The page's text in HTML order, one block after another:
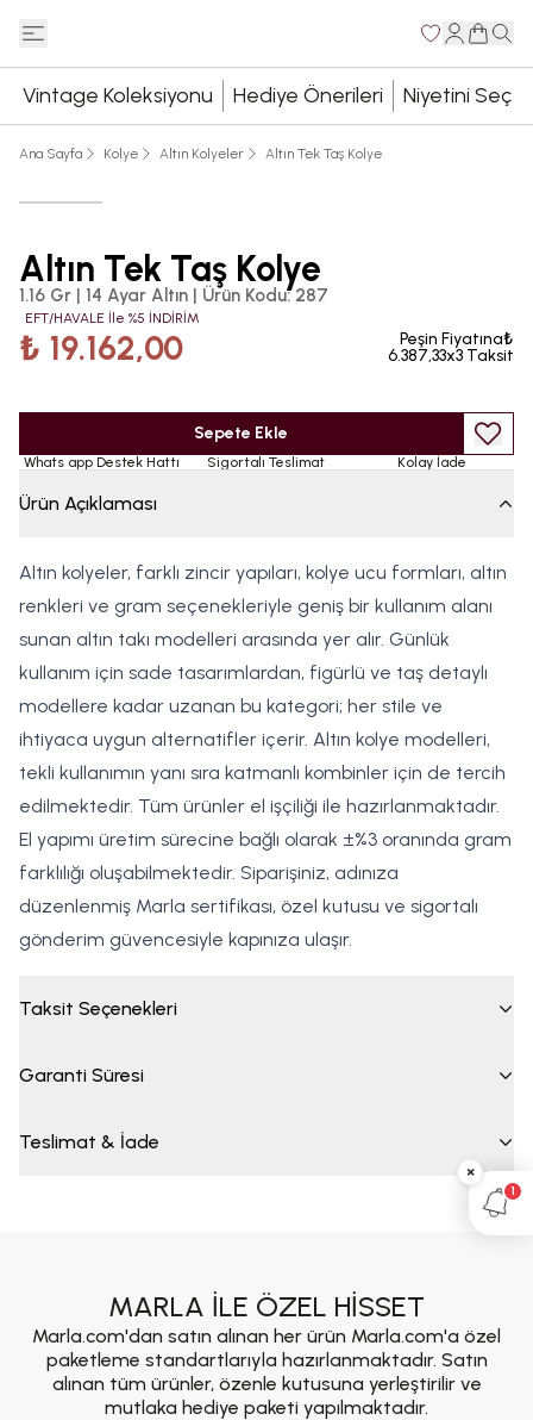
Vintage Koleksiyonu Hediye Önerileri Niyetini Seç
Ana Sayfa Kolye Altın Kolyeler Altın Tek Taş Kolye
Altın Tek Taş Kolye
1.16 Gr | 14 Ayar Altın | Ürün Kodu: 287
EFT/HAVALE İle %5 İNDİRİM
₺ 19.162,00
Peşin Fiyatına₺
6.387,33x3 Taksit
Sepete Ekle
Whats app Destek Hattı Sigortalı Teslimat Kolay İade
Ürün Açıklaması
Altın kolyeler, farklı zincir yapıları, kolye ucu formları, altın
renkleri ve gram seçenekleriyle geniş bir kullanım alanı
sunan altın takı modelleri arasında yer alır. Günlük
kullanım için sade tasarımlardan, figürlü ve taş detaylı
modellere kadar uzanan bu kategori; her stile ve
ihtiyaca uygun alternatifler içerir. Altın kolye modelleri,
tekli kullanımın yanı sıra katmanlı kombinler için de tercih
edilmektedir. Tüm ürünler el işçiliği ile hazırlanmaktadır.
El yapımı üretim sürecine bağlı olarak ±%3 oranında gram
farklılığı oluşabilmektedir. Siparişiniz, adınıza
düzenlenmiş Marla sertifikası, özel kutusu ve sigortalı
gönderim güvencesiyle kapınıza ulaşır.
Taksit Seçenekleri
Garanti Süresi
Teslimat & İade
MARLA İLE ÖZEL HİSSET
Marla.com'dan satın alınan her ürün Marla.com'a özel
paketleme standartlarıyla hazırlanmaktadır. Satın
alınan tüm ürünler, özenle kutusuna yerleştirilir ve
mutlaka hediye paketi yapılmaktadır.
×
1